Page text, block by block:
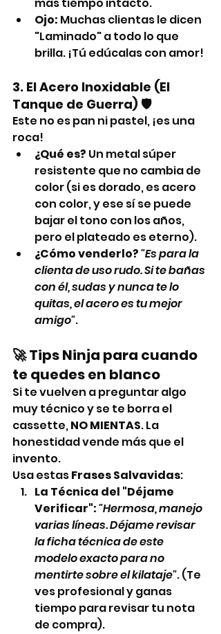
más tiempo intacto.
Ojo: Muchas clientas le dicen
"Laminado" a todo lo que
brilla. ¡Tú edúcalas con amor!
3. El Acero Inoxidable (El
Tanque de Guerra) 🛡️
Este no es pan ni pastel, ¡es una
roca!
¿Qué es? Un metal súper
resistente que no cambia de
color (si es dorado, es acero
con color, y ese sí se puede
bajar el tono con los años,
pero el plateado es eterno).
¿Cómo venderlo?"Es para la
clienta de uso rudo. Si te bañas
con él, sudas y nunca te lo
quitas, el acero es tu mejor
amigo".
🚀 Tips Ninja para cuando
te quedes en blanco
Si te vuelven a preguntar algo
muy técnico y se te borra el
cassette, NO MIENTAS. La
honestidad vende más que el
invento.
Usa estas Frases Salvavidas:
La Técnica del "Déjame
Verificar":"Hermosa, manejo
varias líneas. Déjame revisar
la ficha técnica de este
modelo exacto para no
mentirte sobre el kilataje". (Te
ves profesional y ganas
tiempo para revisar tu nota
de compra).